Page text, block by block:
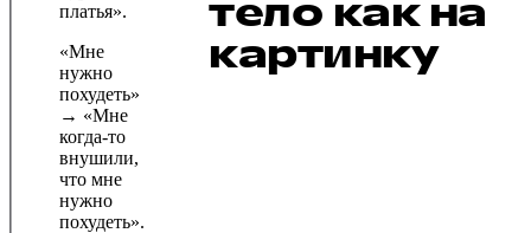
платья».
«Мне
нужно
похудеть»
→ «Мне
когда-то
внушили,
что мне
нужно
похудеть».
тело как на
картинку